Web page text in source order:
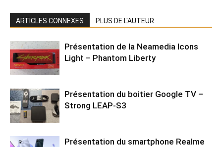
ARTICLES CONNEXES PLUS DE L'AUTEUR
Présentation de la Neamedia Icons
Light – Phantom Liberty
Présentation du boitier Google TV –
Strong LEAP-S3
Présentation du smartphone Realme